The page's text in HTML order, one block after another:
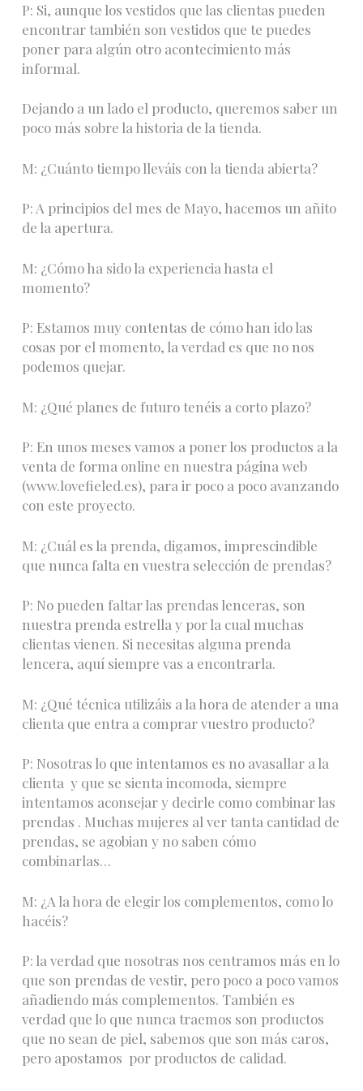
P: Si, aunque los vestidos que las clientas pueden
encontrar también son vestidos que te puedes
poner para algún otro acontecimiento más
informal.
Dejando a un lado el producto, queremos saber un
poco más sobre la historia de la tienda.
M: ¿Cuánto tiempo lleváis con la tienda abierta?
P: A principios del mes de Mayo, hacemos un añito
de la apertura.
M: ¿Cómo ha sido la experiencia hasta el
momento?
P: Estamos muy contentas de cómo han ido las
cosas por el momento, la verdad es que no nos
podemos quejar.
M: ¿Qué planes de futuro tenéis a corto plazo?
P: En unos meses vamos a poner los productos a la
venta de forma online en nuestra página web
(www.lovefieled.es), para ir poco a poco avanzando
con este proyecto.
M: ¿Cuál es la prenda, digamos, imprescindible
que nunca falta en vuestra selección de prendas?
P: No pueden faltar las prendas lenceras, son
nuestra prenda estrella y por la cual muchas
clientas vienen. Si necesitas alguna prenda
lencera, aquí siempre vas a encontrarla.
M: ¿Qué técnica utilizáis a la hora de atender a una
clienta que entra a comprar vuestro producto?
P: Nosotras lo que intentamos es no avasallar a la
clienta y que se sienta incomoda, siempre
intentamos aconsejar y decirle como combinar las
prendas . Muchas mujeres al ver tanta cantidad de
prendas, se agobian y no saben cómo
combinarlas…
M: ¿A la hora de elegir los complementos, como lo
hacéis?
P: la verdad que nosotras nos centramos más en lo
que son prendas de vestir, pero poco a poco vamos
añadiendo más complementos. También es
verdad que lo que nunca traemos son productos
que no sean de piel, sabemos que son más caros,
pero apostamos por productos de calidad.